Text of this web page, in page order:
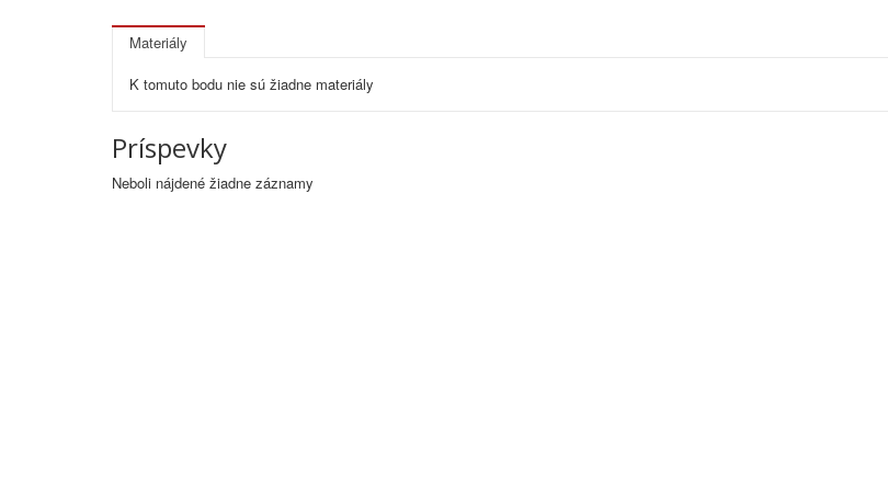
Materiály
K tomuto bodu nie sú žiadne materiály
Príspevky
Neboli nájdené žiadne záznamy